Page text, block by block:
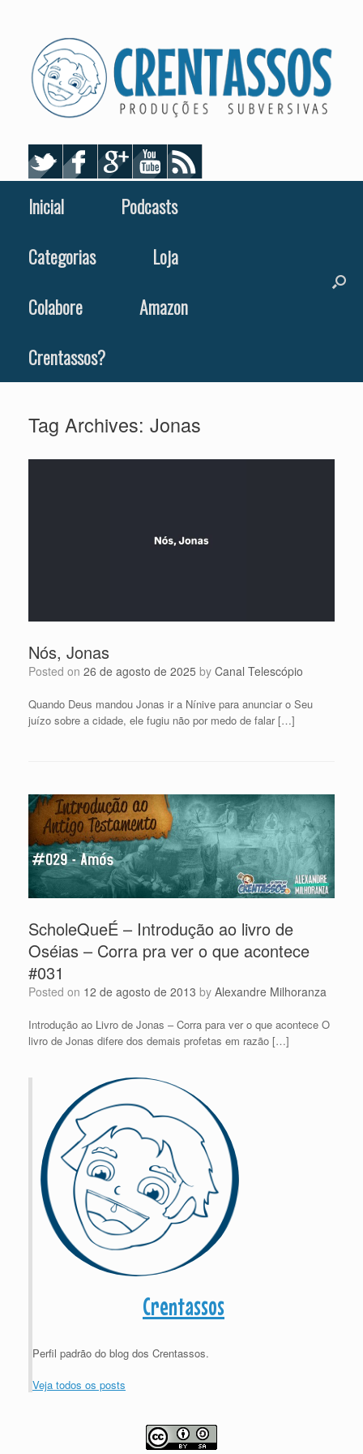
Inicial
Podcasts
Categorias
Loja
Colabore
Amazon
Crentassos?
Tag Archives: Jonas
Nós, Jonas
Posted on 26 de agosto de 2025 by Canal Telescópio
Quando Deus mandou Jonas ir a Nínive para anunciar o Seu
juízo sobre a cidade, ele fugiu não por medo de falar […]
ScholeQueÉ – Introdução ao livro de
Oséias – Corra pra ver o que acontece
#031
Posted on 12 de agosto de 2013 by Alexandre Milhoranza
Introdução ao Livro de Jonas – Corra para ver o que acontece O
livro de Jonas difere dos demais profetas em razão […]
Crentassos
Perfil padrão do blog dos Crentassos.
Veja todos os posts